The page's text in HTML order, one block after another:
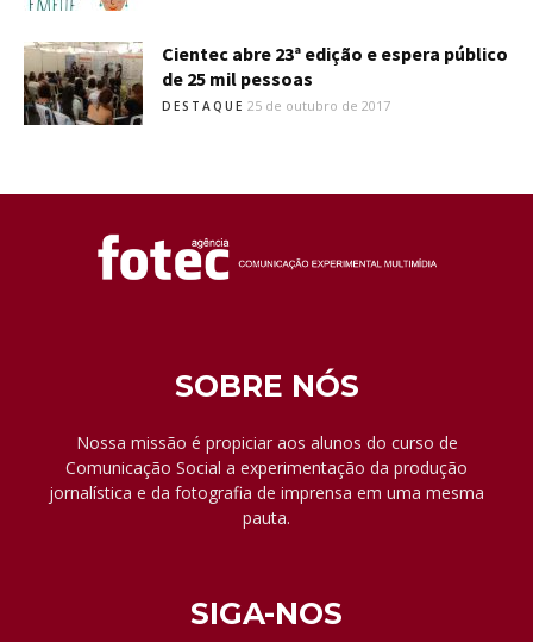
Cientec abre 23ª edição e espera público
de 25 mil pessoas
DESTAQUE 25 de outubro de 2017
SOBRE NÓS
Nossa missão é propiciar aos alunos do curso de
Comunicação Social a experimentação da produção
jornalística e da fotografia de imprensa em uma mesma
pauta.
SIGA-NOS